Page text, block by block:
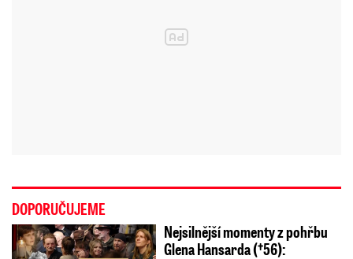
DOPORUČUJEME
Nejsilnější momenty z pohřbu
Glena Hansarda (†56):